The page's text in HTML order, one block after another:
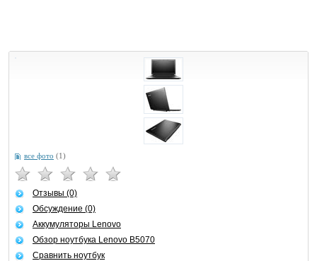
все фото (1)
Отзывы (0)
Обсуждение (0)
Аккумуляторы Lenovo
Обзор ноутбука Lenovo B5070
Сравнить ноутбук